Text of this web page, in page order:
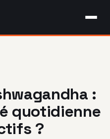
:
quotidienne
?